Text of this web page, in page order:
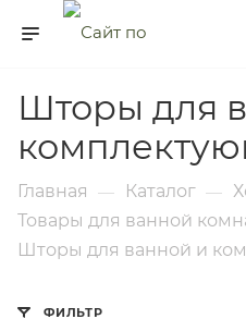
Шторы для
Главная — Каталог —
Товары для ванной
Шторы для ванной и
ФИЛЬТР